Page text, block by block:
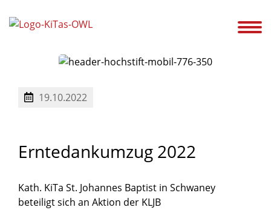
Aktuelles
19.10.2022
Erntedankumzug 2022
Kath. KiTa St. Johannes Baptist in Schwaney
beteiligt sich an Aktion der KLJB